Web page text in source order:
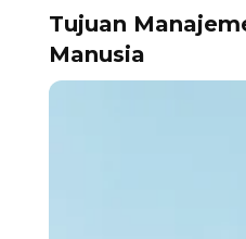
Tujuan
Manusia